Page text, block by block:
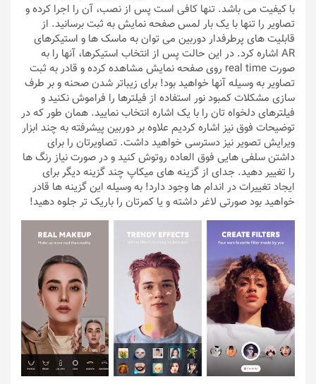
با کیفیت می باشد. تنها کافی است پس از نصب، آن را اجرا کرده و
تصاویر را تنها با یک بار لمس صفحه نمایش به ثبت برسانید. از
قابلیت های پرطرفدار دوربین می توان به ماسک ها و استیکرهای
AR اشاره کرد. در این حالت پس از انتخاب استیکرها، آنها را به
صورت real time روی صفحه نمایش مشاهده کرده و قادر به ثبت
تصاویر به وسیله آنها خواهید بود! برای زیباتر شدن صحنه و بر طرف
سازی مشکلات کمبود نور استفاده از فیلترها را فراموش نکنید و
فیلترهای دلخواه تان را با یک اشاره انتخاب نمایید. همان طور که در
توضیحات فوق نیز اشاره کردیم علاوه بر دوربین پیشرفته به چند ابزار
ویرایش تصویر نیز دسترسی خواهید داشت. تصاویرتان را برای
داشتن سلفی هایی فوق العاده روتوش کنید و در صورت نیاز رنگ ها
را تغییر دهید. جدای از گزینه های میکاپ چند گزینه دیگر برای
ایجاد تغییرات در اندام ها وجود دارد! به وسیله این گزینه ها قادر
خواهید بود صورتی لاغر داشته و یا کمرتان را باریک تر جلوه دهید!